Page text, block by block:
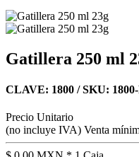
Gatillera 250 ml
CLAVE: 1800 / SKU:
Precio Unitario
(no incluye IVA) Venta